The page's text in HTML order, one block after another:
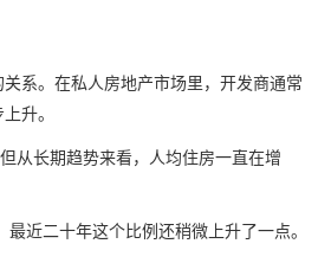
系。在私人房地产市场里， 开发商通常
升。
从长期趋势来看，人均住房一直在增
近二十年这个比例还稍微上升了一点。